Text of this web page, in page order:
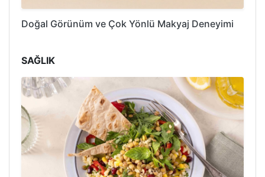
Doğal Görünüm ve Çok Yönlü Makyaj Deneyimi
SAĞLIK